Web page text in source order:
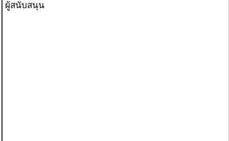
ผู้สนับสนุน